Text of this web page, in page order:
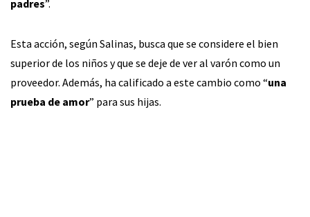
padres”.
Esta acción, según Salinas, busca que se considere el bien
superior de los niños y que se deje de ver al varón como un
proveedor. Además, ha calificado a este cambio como “una
prueba de amor” para sus hijas.